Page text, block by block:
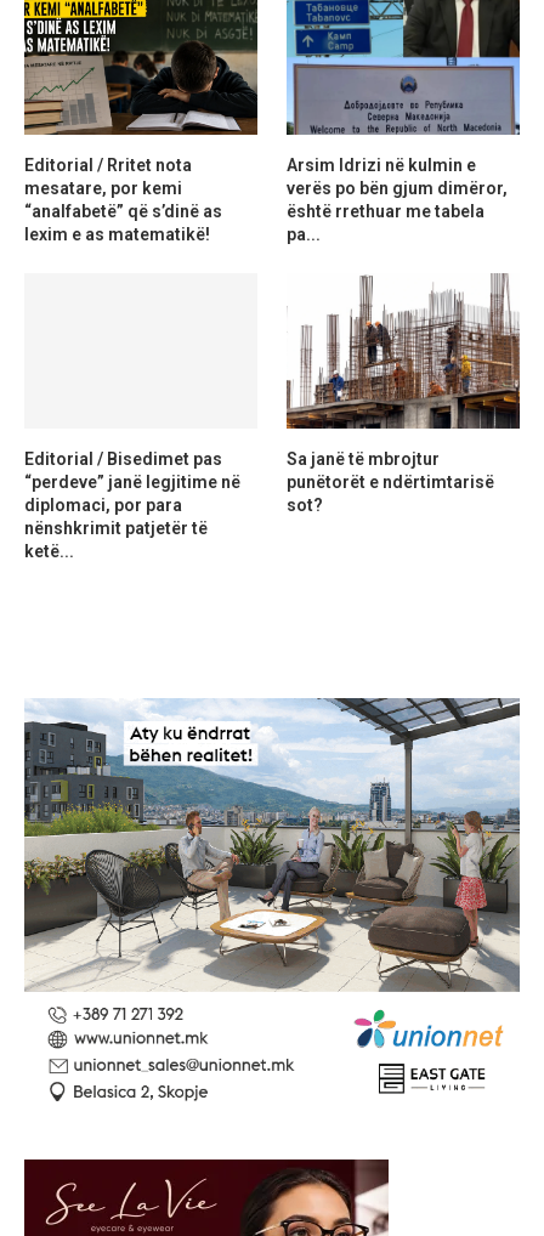
Editorial / Rritet nota
mesatare, por kemi
“analfabetë” që s’dinë as
lexim e as matematikë!
Arsim Idrizi në kulmin e
verës po bën gjum dimëror,
është rrethuar me tabela
pa...
Editorial / Bisedimet pas
“perdeve” janë legjitime në
diplomaci, por para
nënshkrimit patjetër të
ketë...
Sa janë të mbrojtur
punëtorët e ndërtimtarisë
sot?